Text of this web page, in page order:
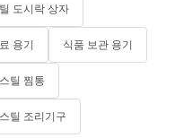
도시락 상자
용기 식품 보관 용기
틸 찜통
틸 조리기구